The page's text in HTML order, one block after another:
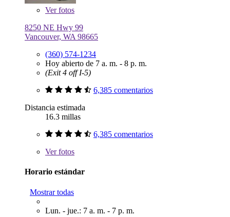
Verfotos
8250 NE Hwy 99
Vancouver, WA 98665
(360) 574-1234
Hoy abierto de 7 a. m. - 8 p. m.
(Exit 4 off I-5)
6,385 comentarios
Distancia estimada
16.3 millas
6,385 comentarios
Verfotos
Horario estándar
Mostrar todas
Lun. - jue.: 7 a. m. - 7 p. m.